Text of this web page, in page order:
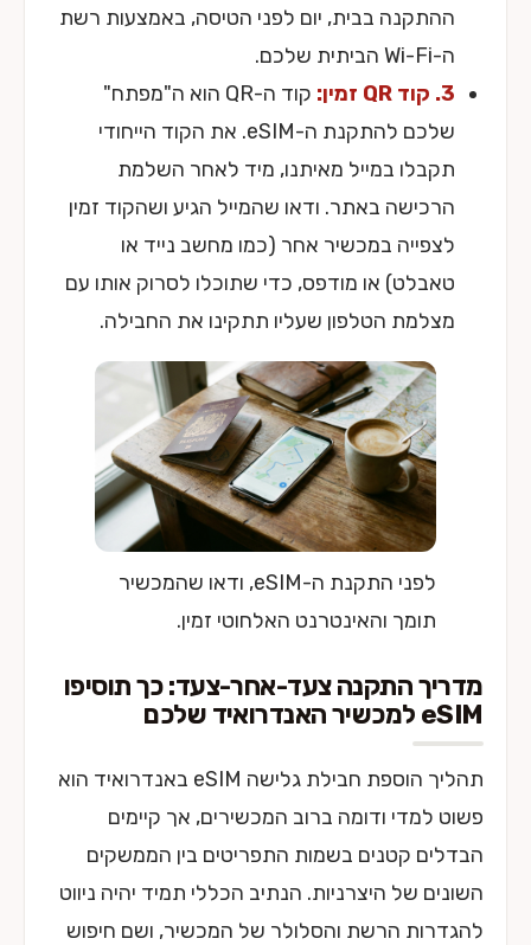
ההתקנה בבית, יום לפני הטיסה, באמצעות רשת
ה-Wi-Fi הביתית שלכם.
3. קוד QR זמין:
קוד ה-QR הוא ה"מפתח"
שלכם להתקנת ה-eSIM. את הקוד הייחודי
תקבלו במייל מאיתנו, מיד לאחר השלמת
הרכישה באתר. ודאו שהמייל הגיע ושהקוד זמין
לצפייה במכשיר אחר (כמו מחשב נייד או
טאבלט) או מודפס, כדי שתוכלו לסרוק אותו עם
מצלמת הטלפון שעליו תתקינו את החבילה.
לפני התקנת ה-eSIM, ודאו שהמכשיר
תומך והאינטרנט האלחוטי זמין.
מדריך התקנה צעד-אחר-צעד: כך תוסיפו
eSIM למכשיר האנדרואיד שלכם
תהליך הוספת חבילת גלישה eSIM באנדרואיד הוא
פשוט למדי ודומה ברוב המכשירים, אך קיימים
הבדלים קטנים בשמות התפריטים בין הממשקים
השונים של היצרניות. הנתיב הכללי תמיד יהיה ניווט
להגדרות הרשת והסלולר של המכשיר, ושם חיפוש